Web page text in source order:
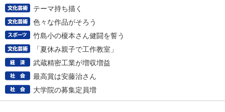
テーマ持ち描く
色々な作品がそろう
竹島小の榎本さん健闘を誓う
「夏休み親子で工作教室」
武蔵精密工業が増収増益
最高賞は安藤治さん
大学院の募集定員増